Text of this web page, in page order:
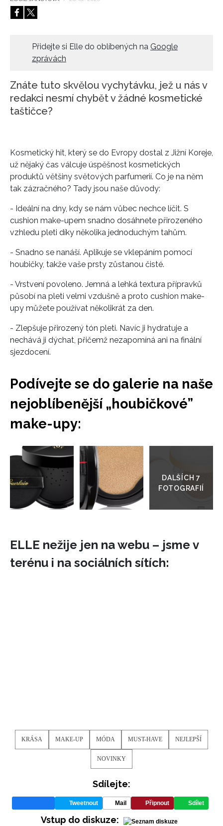
HOME
INFORMACE
REDAKCE
Přidejte si Elle do oblíbených na Google
zprávách
Znáte tuto skvělou vychytávku, jež u nás v
redakci nesmí chybět v žádné kosmetické
taštičce?
Kosmetický hit, který se do Evropy dostal z Jižní Koreje,
už nějaký čas válcuje úspěšnost kosmetických
produktů většiny světových parfumerií. Co je na něm
tak zázračného? Tady jsou naše důvody:
- Ideální na dny, kdy se nám vůbec nechce líčit. S
cushion make-upem snadno dosáhnete přirozeného
vzhledu pleti díky několika jednoduchým tahům.
- Snadno se nanáší. Aplikuje se vklepáním pomocí
houbičky, takže vaše prsty zůstanou čisté.
- Vrstvení povoleno. Jemná a lehká textura přípravků
působí na pleti velmi vzdušně a proto cushion make-
upy můžete používat několikrát za den.
- Zlepšuje přirozený tón pleti. Navíc ji hydratuje a
nechává ji dýchat, přičemž nezapomíná ani na finální
sjezdocení.
Podívejte se do galerie na naše
nejoblíbenější „houbičkové”
make-upy:
galerie
ELLE nežije jen na webu – jsme v
terénu i na sociálních sítích:
KRÁSA MAKE-UP MÓDA MUST-HAVE NEJLEPŠÍ
NOVINKY
Sdílejte:
Tweetnout Mail Připnout Sdílet
Vstup do diskuze: